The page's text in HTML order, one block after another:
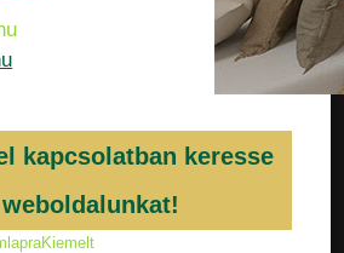
kapcsolatban keresse